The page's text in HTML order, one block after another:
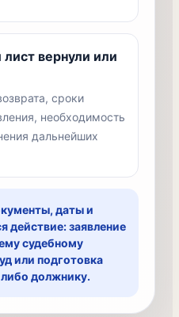
вернули или
сроки
необходимость
дальнейших
даты и
действие: заявление
судебному
или подготовка
должнику.